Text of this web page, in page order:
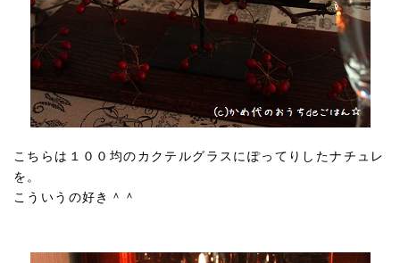
こちらは１００均のカクテルグラスにぽってりしたナチュレ
を。
こういうの好き＾＾